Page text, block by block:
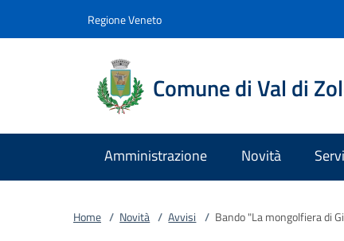
Regione Veneto
Comune di Val di
Amministrazione Novità
Home / Novità / Avvisi / Bando "La mongolfiera di